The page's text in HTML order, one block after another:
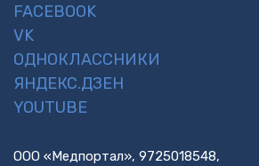
FACEBOOK
VK
ОДНОКЛАССНИКИ
ЯНДЕКС.ДЗЕН
YOUTUBE
ООО «Медпортал», 9725018548,